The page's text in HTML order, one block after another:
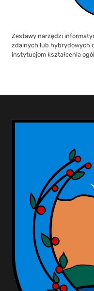
Zestawy narzędzi
zdalnych lub hybrydowych
instytucjom kształcenia